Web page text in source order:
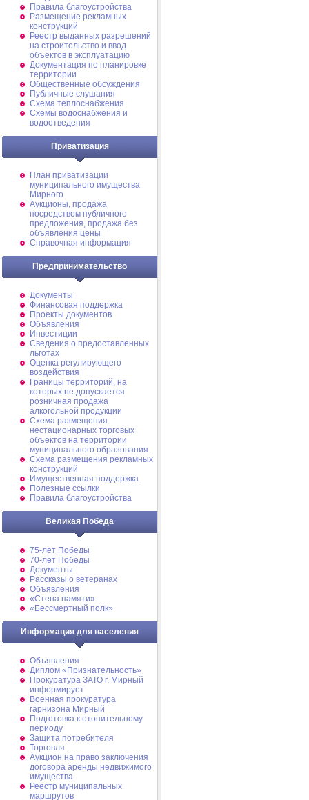
Правила благоустройства
Размещение рекламных
конструкций
Реестр выданных разрешений
на строительство и ввод
объектов в эксплуатацию
Документация по планировке
территории
Общественные обсуждения
Публичные слушания
Схема теплоснабжения
Схемы водоснабжения и
водоотведения
Приватизация
План приватизации
муниципального имущества
Мирного
Аукционы, продажа
посредством публичного
предложения, продажа без
объявления цены
Справочная информация
Предпринимательство
Документы
Финансовая поддержка
Проекты документов
Объявления
Инвестиции
Сведения о предоставленных
льготах
Оценка регулирующего
воздействия
Границы территорий, на
которых не допускается
розничная продажа
алкогольной продукции
Схема размещения
нестационарных торговых
объектов на территории
муниципального образования
Схема размещения рекламных
конструкций
Имущественная поддержка
Полезные ссылки
Правила благоустройства
Великая Победа
75-лет Победы
70-лет Победы
Документы
Рассказы о ветеранах
Объявления
«Стена памяти»
«Бессмертный полк»
Информация для населения
Объявления
Диплом «Признательность»
Прокуратура ЗАТО г. Мирный
информирует
Военная прокуратура
гарнизона Мирный
Подготовка к отопительному
периоду
Защита потребителя
Торговля
Аукцион на право заключения
договора аренды недвижимого
имущества
Реестр муниципальных
маршрутов